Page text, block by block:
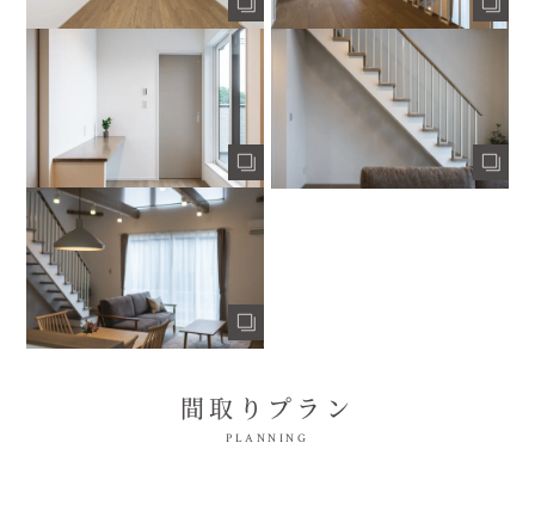
間取りプラン
PLANNING